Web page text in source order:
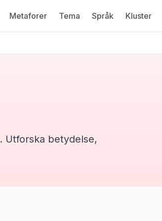
Metaforer Tema Språk Kluster
. Utforska betydelse,